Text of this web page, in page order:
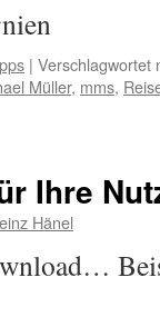
| Verschlagwortet
Müller, mms,
Ihre
Hänel